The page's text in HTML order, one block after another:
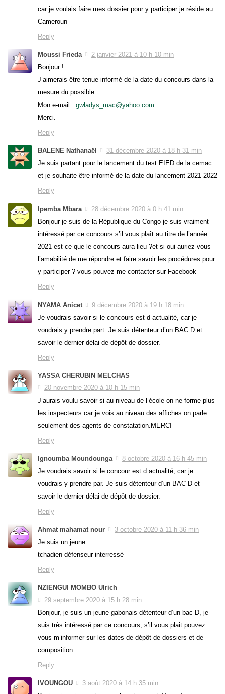
car je voulais faire mes dossier pour y participer je réside au
Cameroun
Reply
Moussi Frieda
2 janvier 2021 à 10 h 10 min
Bonjour !
J’aimerais être tenue informé de la date du concours dans la
mesure du possible.
Mon e-mail : gwladys_mac@yahoo.com
Merci.
Reply
BALENE Nathanaël
31 décembre 2020 à 18 h 31 min
Je suis partant pour le lancement du test EIED de la cemac
et je souhaite être informé de la date du lancement 2021-2022
Reply
Ipemba Mbara
28 décembre 2020 à 0 h 41 min
Bonjour je suis de la République du Congo je suis vraiment
intéressé par ce concours s’il vous plaît au titre de l’année
2021 est ce que le concours aura lieu ?et si oui auriez-vous
l’amabilité de me répondre et faire savoir les procédures pour
y participer ? vous pouvez me contacter sur Facebook
Reply
NYAMA Anicet
9 décembre 2020 à 19 h 18 min
Je voudrais savoir si le concours est d actualité, car je
voudrais y prendre part. Je suis détenteur d’un BAC D et
savoir le dernier délai de dépôt de dossier.
Reply
YASSA CHERUBIN MELCHAS
20 novembre 2020 à 10 h 15 min
J’aurais voulu savoir si au niveau de l’école on ne forme plus
les inspecteurs car je vois au niveau des affiches on parle
seulement des agents de constatation.MERCI
Reply
Ignoumba Moundounga
8 octobre 2020 à 16 h 45 min
Je voudrais savoir si le concour est d actualité, car je
voudrais y prendre par. Je suis détenteur d’un BAC D et
savoir le dernier délai de dépôt de dossier.
Reply
Ahmat mahamat nour
3 octobre 2020 à 11 h 36 min
Je suis un jeune
tchadien défenseur interressé
Reply
NZIENGUI MOMBO Ulrich
29 septembre 2020 à 15 h 28 min
Bonjour, je suis un jeune gabonais détenteur d’un bac D, je
suis très intéressé par ce concours, s’il vous plait pouvez
vous m’informer sur les dates de dépôt de dossiers et de
composition
Reply
IVOUNGOU
3 août 2020 à 14 h 35 min